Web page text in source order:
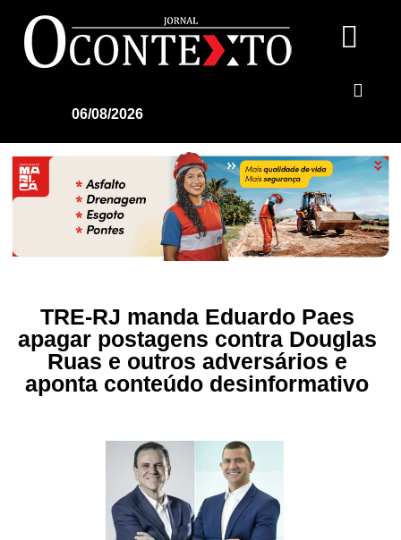
06/08/2026
TRE-RJ manda Eduardo Paes
apagar postagens contra Douglas
Ruas e outros adversários e
aponta conteúdo desinformativo